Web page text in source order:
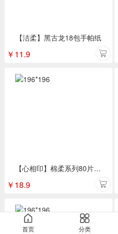
【洁柔】黑古龙18包手帕纸
￥11.9
【心相印】棉柔系列80片装洗脸巾1包装XCD080
￥18.9
首页 分类